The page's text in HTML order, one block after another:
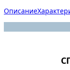
Описание